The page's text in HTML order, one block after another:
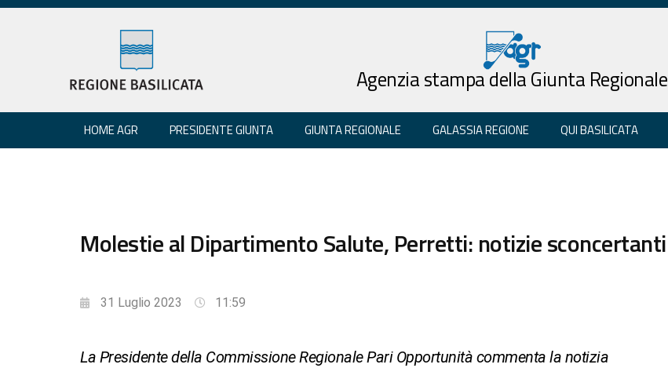
Agenzia stampa della Giunta Regionale
HOME AGR PRESIDENTE GIUNTA GIUNTA REGIONALE GALASSIA REGIONE QUI BASILICATA
Molestie al Dipartimento Salute, Perretti: notizie sconcertanti
31 Luglio 2023 11:59
La Presidente della Commissione Regionale Pari Opportunità commenta la notizia